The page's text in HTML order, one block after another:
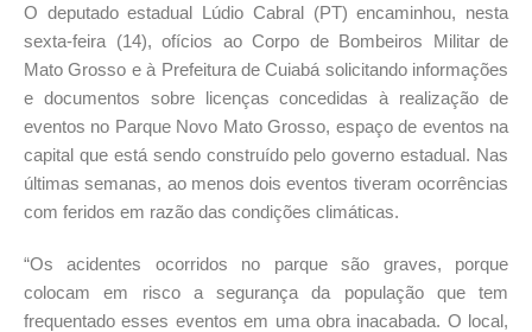
O deputado estadual Lúdio Cabral (PT) encaminhou, nesta
sexta-feira (14), ofícios ao Corpo de Bombeiros Militar de
Mato Grosso e à Prefeitura de Cuiabá solicitando informações
e documentos sobre licenças concedidas à realização de
eventos no Parque Novo Mato Grosso, espaço de eventos na
capital que está sendo construído pelo governo estadual. Nas
últimas semanas, ao menos dois eventos tiveram ocorrências
com feridos em razão das condições climáticas.
“Os acidentes ocorridos no parque são graves, porque
colocam em risco a segurança da população que tem
frequentado esses eventos em uma obra inacabada. O local,